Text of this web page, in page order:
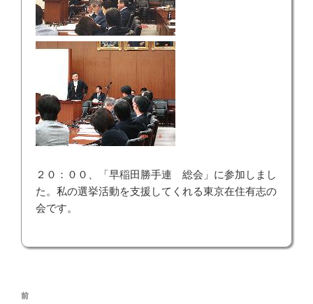
２０：００、「早稲田勝手連 総会」に参加しまし
た。私の選挙活動を支援してくれる東京在住有志の
会です。
投
前
前